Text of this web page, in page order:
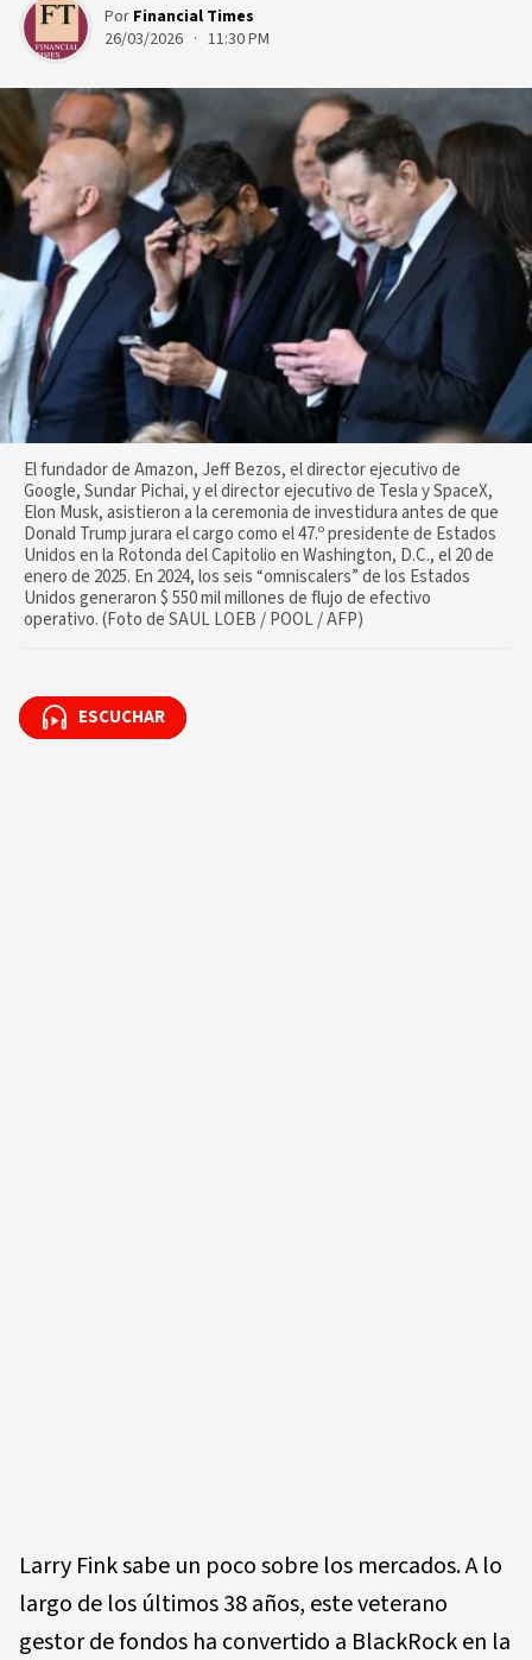
Por Financial Times
26/03/2026 · 11:30 PM
El fundador de Amazon, Jeff Bezos, el director ejecutivo de
Google, Sundar Pichai, y el director ejecutivo de Tesla y SpaceX,
Elon Musk, asistieron a la ceremonia de investidura antes de que
Donald Trump jurara el cargo como el 47.º presidente de Estados
Unidos en la Rotonda del Capitolio en Washington, D.C., el 20 de
enero de 2025. En 2024, los seis “omniscalers” de los Estados
Unidos generaron $ 550 mil millones de flujo de efectivo
operativo. (Foto de SAUL LOEB / POOL / AFP)
ESCUCHAR
ESCUCHAR
Larry Fink sabe un poco sobre los mercados. A lo
largo de los últimos 38 años, este veterano
gestor de fondos ha convertido a BlackRock en la